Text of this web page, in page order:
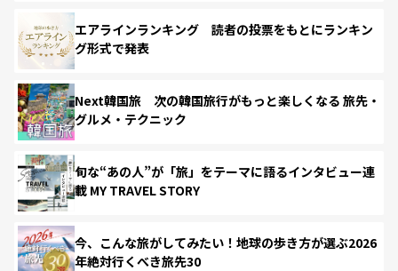
エアラインランキング 読者の投票をもとにランキン
グ形式で発表
Next韓国旅 次の韓国旅行がもっと楽しくなる 旅先・
グルメ・テクニック
旬な“あの人”が「旅」をテーマに語るインタビュー連
載 MY TRAVEL STORY
今、こんな旅がしてみたい！地球の歩き方が選ぶ2026
年絶対行くべき旅先30